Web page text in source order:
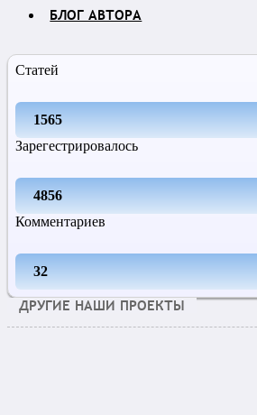
БЛОГ АВТОРА
Статей
1565
Зарегестрировалось
4856
Комментариев
32
ДРУГИЕ НАШИ ПРОЕКТЫ